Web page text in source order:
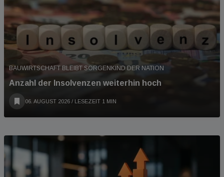
BAUWIRTSCHAFT BLEIBT SORGENKIND DER NATION
Anzahl der Insolvenzen weiterhin hoch
06. AUGUST 2026 / LESEZEIT 1 MIN